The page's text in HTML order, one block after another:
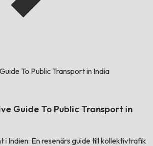
To Public Transport in India
Guide To Public Transport in
i Indien: En resenärs guide till kollektivtrafik